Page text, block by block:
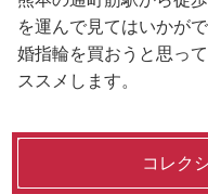
を運んで見てはいかが
婚指輪を買おうと思っ
ススメします。
コレク